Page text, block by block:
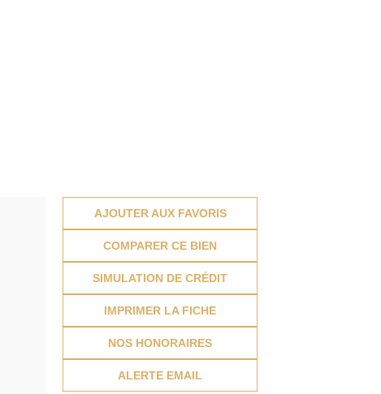
AJOUTER AUX FAVORIS
COMPARER CE BIEN
SIMULATION DE CRÉDIT
IMPRIMER LA FICHE
NOS HONORAIRES
ALERTE EMAIL